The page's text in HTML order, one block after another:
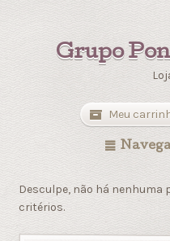
Grupo
Meu
Desculpe, não há nenhuma
critérios.